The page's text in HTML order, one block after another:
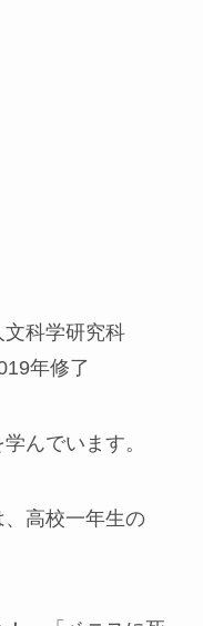
科学研究科
年修了
んでいます。
高校一年生の